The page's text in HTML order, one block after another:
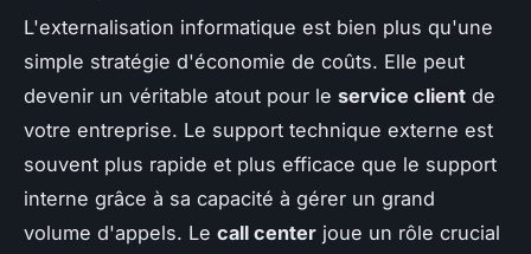
L'externalisation informatique est bien plus qu'une
simple stratégie d'économie de coûts. Elle peut
devenir un véritable atout pour le service client de
votre entreprise. Le support technique externe est
souvent plus rapide et plus efficace que le support
interne grâce à sa capacité à gérer un grand
volume d'appels. Le call center joue un rôle crucial